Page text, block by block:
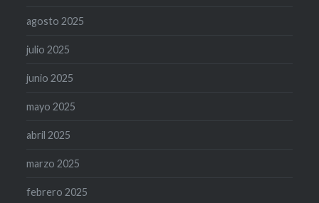
agosto 2025
julio 2025
junio 2025
mayo 2025
abril 2025
marzo 2025
febrero 2025